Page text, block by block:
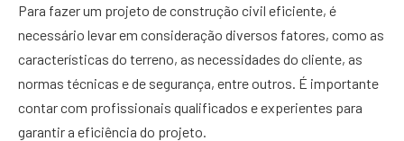
Para fazer um projeto de construção civil eficiente, é
necessário levar em consideração diversos fatores, como as
características do terreno, as necessidades do cliente, as
normas técnicas e de segurança, entre outros. É importante
contar com profissionais qualificados e experientes para
garantir a eficiência do projeto.